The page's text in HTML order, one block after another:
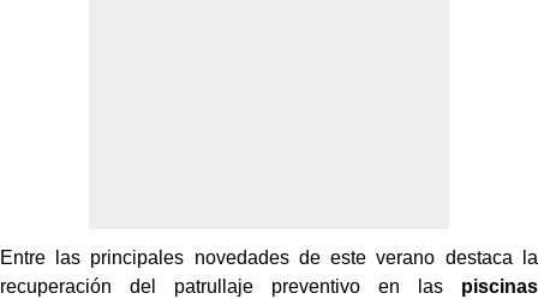
Entre las principales novedades de este verano destaca la
recuperación del patrullaje preventivo en las piscinas